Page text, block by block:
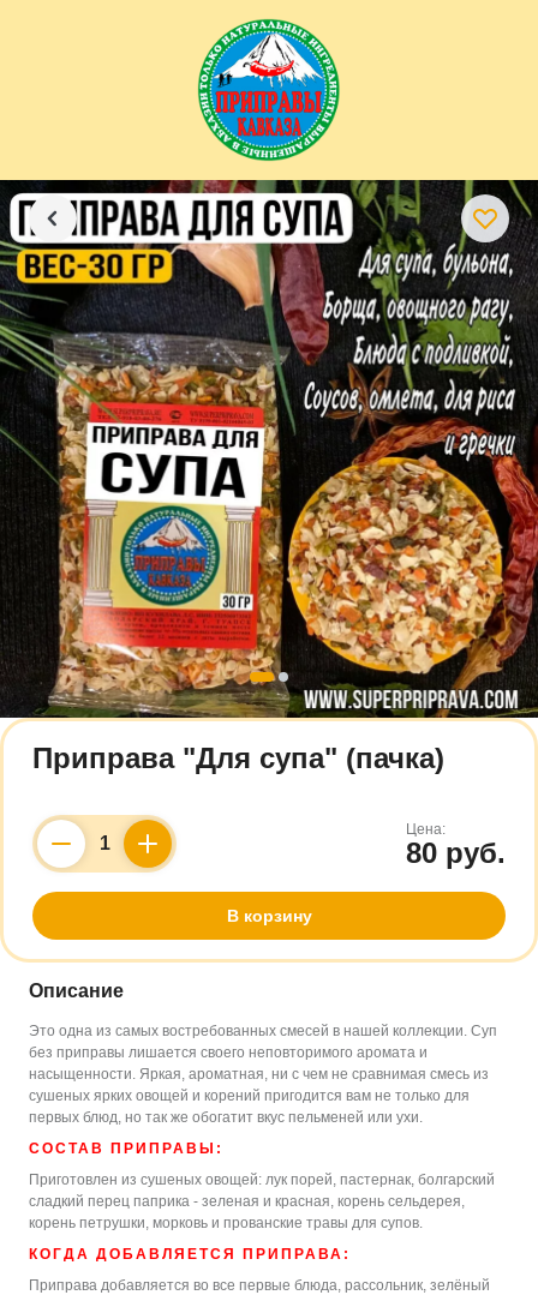
Приправа "Для супа" (пачка)
Counter
Цена:
80 руб.
В корзину
Описание
Это одна из самых востребованных смесей в нашей коллекции. Суп
без приправы лишается своего неповторимого аромата и
насыщенности. Яркая, ароматная, ни с чем не сравнимая смесь из
сушеных ярких овощей и корений пригодится вам не только для
первых блюд, но так же обогатит вкус пельменей или ухи.
СОСТАВ ПРИПРАВЫ:
Приготовлен из сушеных овощей: лук порей, пастернак, болгарский
сладкий перец паприка - зеленая и красная, корень сельдерея,
корень петрушки, морковь и прованские травы для супов.
КОГДА ДОБАВЛЯЕТСЯ ПРИПРАВА:
Приправа добавляется во все первые блюда, рассольник, зелёный